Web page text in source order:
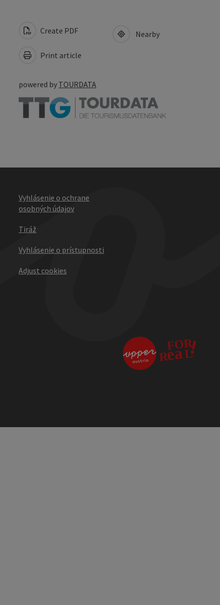
Create PDF
Print article
Nearby
powered by TOURDATA
Vyhlásenie o ochrane
osobných údajov
Tiráž
Vyhlásenie o prístupnosti
Adjust cookies